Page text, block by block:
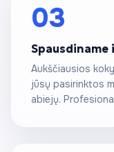
03
Spausdiname
Aukščiausios
jūsų pasirinktos
abiejų.